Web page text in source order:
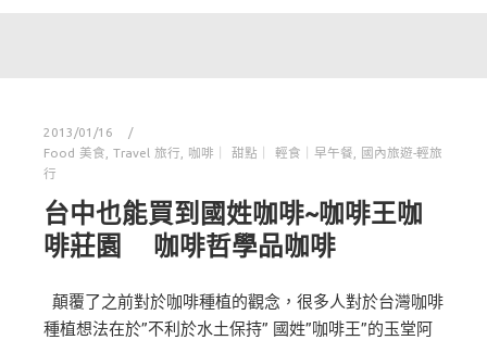
2013/01/16
Food 美食
Travel 旅行 咖啡｜ 甜點｜ 輕食｜早午餐
國內旅遊-輕旅
行
台中也能買到國姓咖啡~咖啡王咖
啡莊園 咖啡哲學品咖啡
顛覆了之前對於咖啡種植的觀念，很多人對於台灣咖啡
種植想法在於”不利於水土保持” 國姓”咖啡王”的玉堂阿